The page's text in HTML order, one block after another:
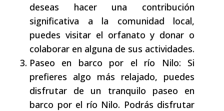
deseas hacer una contribución
significativa a la comunidad local,
puedes visitar el orfanato y donar o
colaborar en alguna de sus actividades.
Paseo en barco por el río Nilo: Si
prefieres algo más relajado, puedes
disfrutar de un tranquilo paseo en
barco por el río Nilo. Podrás disfrutar